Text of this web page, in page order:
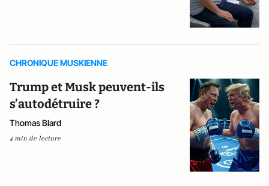
CHRONIQUE MUSKIENNE
Trump et Musk peuvent-ils
s’autodétruire ?
Thomas Blard
4 min de lecture